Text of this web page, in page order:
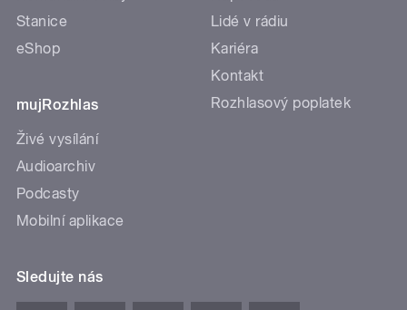
Stanice
eShop
mujRozhlas
Živé vysílání
Audioarchiv
Podcasty
Mobilní aplikace
Lidé v rádiu
Kariéra
Kontakt
Rozhlasový poplatek
Sledujte nás